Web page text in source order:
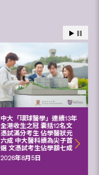
中大「環球醫學」連續13年
全港收生之冠 囊括12名文
憑試滿分考生 佔學醫狀元
六成 中大醫科續為尖子首
選 文憑試考生佔學額七成
2026年8月5日